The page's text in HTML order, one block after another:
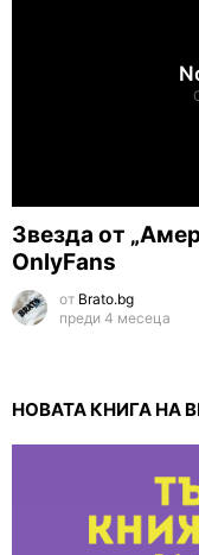
Звезда от
OnlyFans
от Brato.bg
преди 4 месеца
НОВАТА КНИГА НА